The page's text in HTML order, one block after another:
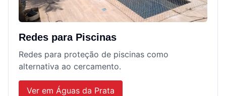
Redes para Piscinas
Redes para proteção de piscinas como
alternativa ao cercamento.
Ver em Águas da Prata